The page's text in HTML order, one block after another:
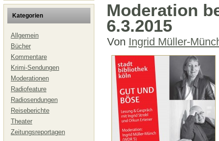
Kategorien
Allgemein
Bücher
Kommentare
Krimi-Sendungen
Moderationen
Radiofeature
Radiosendungen
Reiseberichte
Theater
Zeitungsreportagen
Moderation
6.3.2015
Von Ingrid Müller-